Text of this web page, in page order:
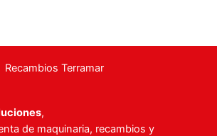
,
de maquinaria, recambios y